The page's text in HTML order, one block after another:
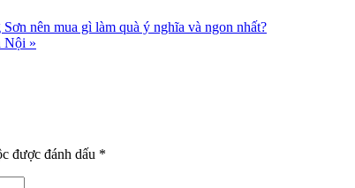
nên mua gì làm quà ý nghĩa và ngon nhất?
Nội »
được đánh dấu *